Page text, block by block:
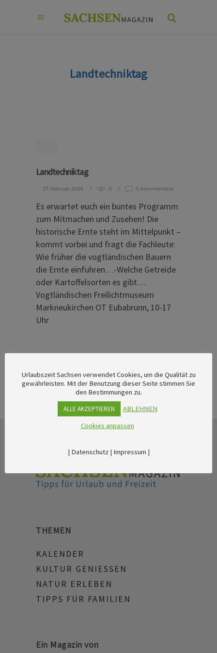
Landtechniktag
Landtechniktag
27. Februar 2026 0 0 Kommentare
Es erwartet euch ein buntes Programm
zum Mitmachen und Zusehen! Die
historische Ernte steht im Mittelpunkt –
kommt vorbei und fragt die Fachleute:
Wie früher die vogtländischen Bauern
die Ernte einfuhren…-Welche Getreide
oder Kartoffelsorten es gibt…
Vogtländischen Freilichtmuseum
Markneukirchen OT Eubabrunn, 10-17
Uhr
THEMEN
KALENDER
KULTUR GENIESSEN
NATUR ERLEBEN
TIPPS FÜR FAMILIEN
Ein Magazin von
Urlaubszeit Sachsen verwendet Cookies, um die Qualität zu
gewährleisten. Mit der Benutzung dieser Seite stimmen Sie
den Bestimmungen zu.
ALLE AKZEPTIEREN
ABLEHNEN
Cookies anpassen
| Datenschutz| Impressum |